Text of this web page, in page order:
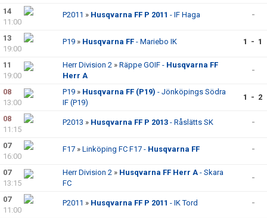
14
11:00
P2011 » Husqvarna FF P 2011 - IF Haga -
13
19:00
P19 » Husqvarna FF - Mariebo IK 1 - 1
11
19:00
Herr Division 2 » Räppe GOIF - Husqvarna FF
Herr A
-
08
13:00
P19 » Husqvarna FF (P19) - Jönköpings Södra
IF (P19)
1 - 2
08
11:15
P2013 » Husqvarna FF P 2013 - Råslätts SK -
07
16:00
F17 » Linköping FC F17 - Husqvarna FF -
07
13:15
Herr Division 2 » Husqvarna FF Herr A - Skara
FC
-
07
11:00
P2011 » Husqvarna FF P 2011 - IK Tord -